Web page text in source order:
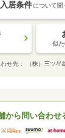
入居条件 について聞
似
せ先 （株）三ツ星
から問い合わせ